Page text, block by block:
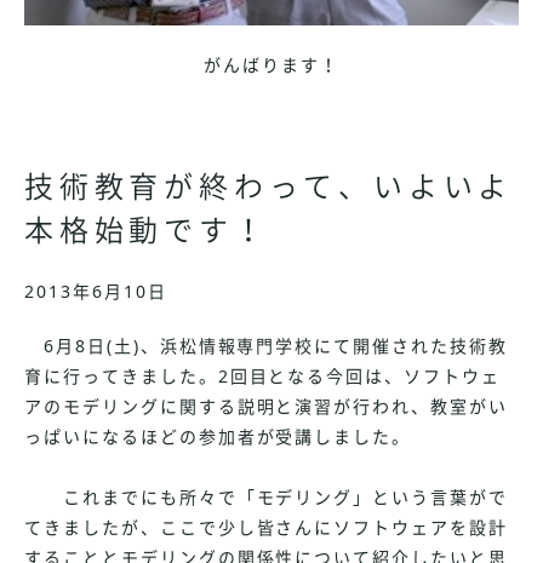
がんばります！
技術教育が終わって、いよいよ
本格始動です！
2013年6月10日
6月8日(土)、浜松情報専門学校にて開催された技術教
育に行ってきました。2回目となる今回は、ソフトウェ
アのモデリングに関する説明と演習が行われ、教室がい
っぱいになるほどの参加者が受講しました。
これまでにも所々で「モデリング」という言葉がで
てきましたが、ここで少し皆さんにソフトウェアを設計
することとモデリングの関係性について紹介したいと思